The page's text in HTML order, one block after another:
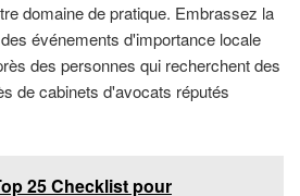
domaine de pratique. Embrassez la
événements d'importance locale
des personnes qui recherchent des
de cabinets d'avocats réputés
25 Checklist pour